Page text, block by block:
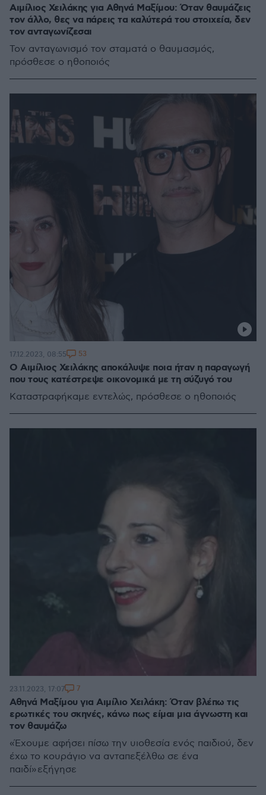
Αιμίλιος Χειλάκης για Αθηνά Μαξίμου: Όταν θαυμάζεις
τον άλλο, θες να πάρεις τα καλύτερά του στοιχεία, δεν
τον ανταγωνίζεσαι
Τον ανταγωνισμό τον σταματά ο θαυμασμός,
πρόσθεσε ο ηθοποιός
O Αιμίλιος Χειλάκης αποκάλυψε ποια ήταν η παραγωγή
που τους κατέστρεψε οικονομικά με τη σύζυγό του
Καταστραφήκαμε εντελώς, πρόσθεσε ο ηθοποιός
17.12.2023, 08:55 53
Αθηνά Μαξίμου για Αιμίλιο Χειλάκη: Όταν βλέπω τις
ερωτικές του σκηνές, κάνω πως είμαι μια άγνωστη και
τον θαυμάζω
«Έχουμε αφήσει πίσω την υιοθεσία ενός παιδιού, δεν
έχω το κουράγιο να ανταπεξέλθω σε ένα
παιδί» εξήγησε
23.11.2023, 17:07 7